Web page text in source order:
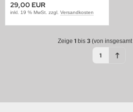
29,00 EUR
inkl. 19 % MwSt. zzgl. Versandkosten
Zeige 1 bis 3 (von insgesamt
1